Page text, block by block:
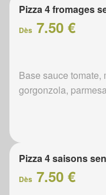
Pizza 4 fromages
Dès 7.50 €
Base sauce tomate,
gorgonzola,
Pizza 4 saisons
Dès 7.50 €